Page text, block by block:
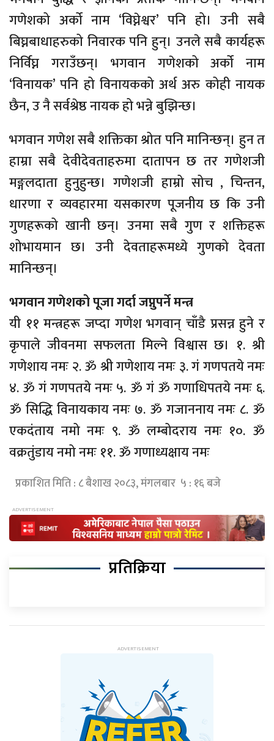
गणेशको अर्को नाम ‘विघ्नेश्वर’ पनि हो। उनी सबै
बिघ्नबाधाहरुको निवारक पनि हुन्। उनले सबै कार्यहरू
निर्विघ्न गराउँछन्। भगवान गणेशको अर्को नाम
‘विनायक’ पनि हो विनायकको अर्थ अरु कोही नायक
छैन, उ नै सर्वश्रेष्ठ नायक हो भन्ने बुझिन्छ।
भगवान गणेश सबै शक्तिका श्रोत पनि मानिन्छन्। हुन त
हाम्रा सबै देवीदेवताहरुमा दातापन छ तर गणेशजी
मङ्गलदाता हुनुहुन्छ। गणेशजी हाम्रो सोच , चिन्तन,
धारणा र व्यवहारमा यसकारण पूजनीय छ कि उनी
गुणहरूको खानी छन्। उनमा सबै गुण र शक्तिहरू
शोभायमान छ। उनी देवताहरूमध्ये गुणको देवता
मानिन्छन्।
भगवान गणेशको पूजा गर्दा जप्नुपर्ने मन्त्र
यी ११ मन्त्रहरू जप्दा गणेश भगवान् चाँडै प्रसन्न हुने र
कृपाले जीवनमा सफलता मिल्ने विश्वास छ। १. श्री
गणेशाय नमः २. ॐ श्री गणेशाय नमः ३. गं गणपतये नमः
४. ॐ गं गणपतये नमः ५. ॐ गं ॐ गणाधिपतये नमः ६.
ॐ सिद्धि विनायकाय नमः ७. ॐ गजाननाय नमः ८. ॐ
एकदंताय नमो नमः ९. ॐ लम्बोदराय नमः १०. ॐ
वक्रतुंडाय नमो नमः ११. ॐ गणाध्यक्षाय नमः
प्रकाशित मिति : ८ बैशाख २०८३, मंगलबार ५ : १६ बजे
प्रतिक्रिया